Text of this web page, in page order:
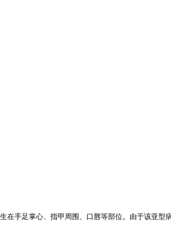
手足掌心、指甲周围、口唇等部位。由于该亚型